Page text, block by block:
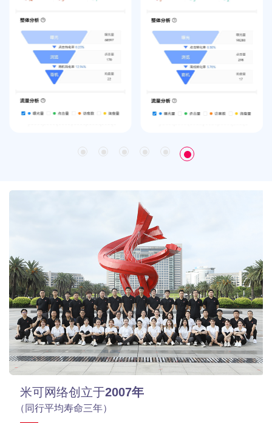
米可网络创立于2007年
（同行平均寿命三年）